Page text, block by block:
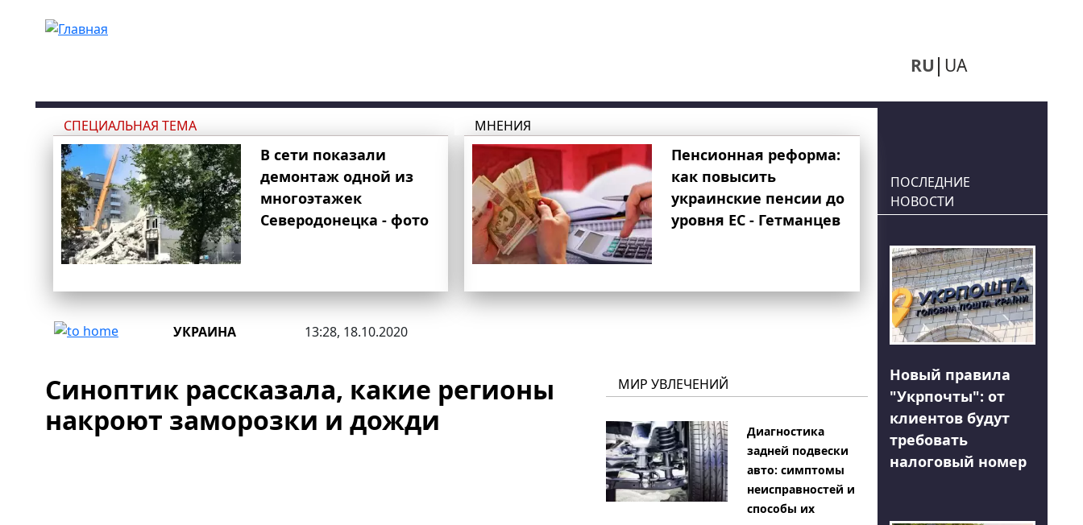
RU UA
СПЕЦИАЛЬНАЯ ТЕМА
В сети показали
демонтаж одной из
многоэтажек
Северодонецка - фото
МНЕНИЯ
Пенсионная реформа:
как повысить
украинские пенсии до
уровня ЕС - Гетманцев
УКРАИНА 13:28, 18.10.2020
Синоптик рассказала, какие регионы
накроют заморозки и дожди
МИР УВЛЕЧЕНИЙ
Диагностика
задней подвески
авто: симптомы
неисправностей и
способы их
ПОСЛЕДНИЕ
НОВОСТИ
Новый правила
"Укрпочты": от
клиентов будут
требовать
налоговый номер